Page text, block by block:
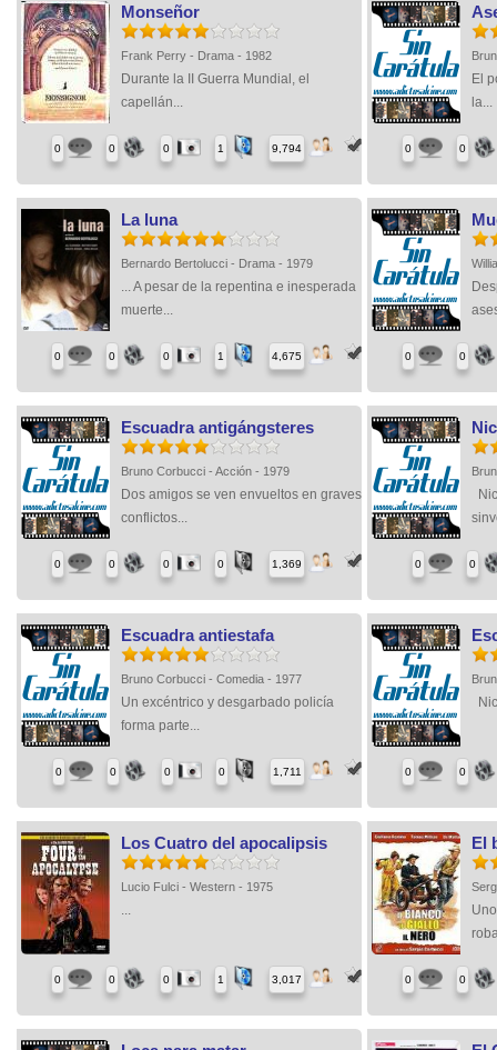
Monseñor
Frank Perry - Drama - 1982
Durante la II Guerra Mundial, el
capellán...
0 0 0 1 9,794
El
la...
0 0
La luna
Bernardo Bertolucci - Drama - 1979
... A pesar de la repentina e inesperada
muerte...
0 0 0 1 4,675 0 0
Escuadra antigángsteres
Bruno Corbucci - Acción - 1979
Dos amigos se ven envueltos en graves
conflictos...
0 0 0 0 1,369 0 0
Escuadra antiestafa
Bruno Corbucci - Comedia - 1977
Un excéntrico y desgarbado policía
forma parte...
0 0 0 0 1,711 0 0
Los Cuatro del apocalipsis
Lucio Fulci - Western - 1975
...
0 0 0 1 3,017
El
0 0